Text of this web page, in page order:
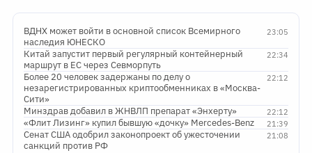
23:05
ВДНХ может войти в основной список Всемирного
наследия ЮНЕСКО
22:34
Китай запустит первый регулярный контейнерный
маршрут в ЕС через Севморпуть
22:12
Более 20 человек задержаны по делу о
незарегистрированных криптообменниках в «Москва-
Сити»
22:12
Минздрав добавил в ЖНВЛП препарат «Энхерту»
21:39
«Флит Лизинг» купил бывшую «дочку» Mercedes-Benz
21:08
Сенат США одобрил законопроект об ужесточении
санкций против РФ